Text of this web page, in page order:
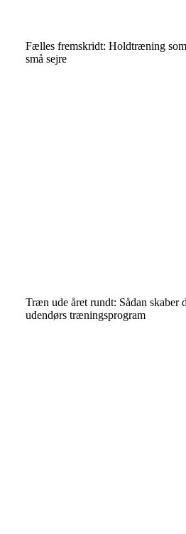
Fælles fremskridt: Holdtræning
små sejre
Træn ude året rundt: Sådan skaber
udendørs træningsprogram